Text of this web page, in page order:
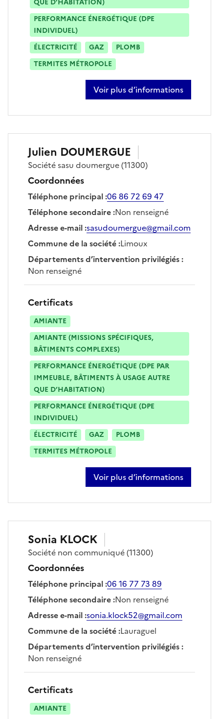
QUE D’HABITATION)
PERFORMANCE ÉNERGÉTIQUE (DPE
INDIVIDUEL)
ÉLECTRICITÉ
GAZ
PLOMB
TERMITES MÉTROPOLE
Voir plus d’informations
sur pierrick salamero julia
Julien DOUMERGUE
Sociétésasu doumergue(11300)
Coordonnées
Téléphone principal:06 86 72 69 47
Téléphone secondaire:Non renseigné
Adresse e-mail:sasudoumergue@gmail.com
Commune de la société:Limoux
Départements d’intervention privilégiés:
Non renseigné
Certificats
AMIANTE
AMIANTE (MISSIONS SPÉCIFIQUES,
BÂTIMENTS COMPLEXES)
PERFORMANCE ÉNERGÉTIQUE (DPE PAR
IMMEUBLE, BÂTIMENTS À USAGE AUTRE
QUE D’HABITATION)
PERFORMANCE ÉNERGÉTIQUE (DPE
INDIVIDUEL)
ÉLECTRICITÉ
GAZ
PLOMB
TERMITES MÉTROPOLE
Voir plus d’informations
sur julien doumergue
Sonia KLOCK
Société non communiqué(11300)
Coordonnées
Téléphone principal:06 16 77 73 89
Téléphone secondaire:Non renseigné
Adresse e-mail:sonia.klock52@gmail.com
Commune de la société:Lauraguel
Départements d’intervention privilégiés:
Non renseigné
Certificats
AMIANTE